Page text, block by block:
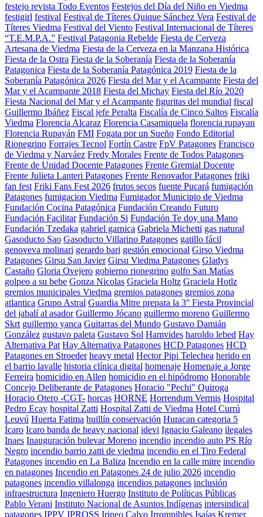
festejo revista Todo Eventos Festejos del Día del Niño en Viedma
festigirl festival Festival de Títeres Quique Sánchez Vera Festival de
Títeres Viedma Festival del Viento Festival Internacional de Títeres
“T.E.M.P.A.” Festival Patagonia Rebelde Fiesta de Cerveza
Artesana de Viedma Fiesta de la Cerveza en la Manzana Histórica
Fiesta de la Ostra Fiesta de la Soberanía Fiesta de la Soberanía
Patagonica Fiesta de la Soberanía Patagónica 2019 Fiesta de la
Soberanía Patagónica 2026 Fiesta del Mar y el Acampante Fiesta del
Mar y el Acampante 2018 Fiesta del Michay Fiesta del Río 2020
Fiesta Nacional del Mar y el Acampante figuritas del mundial fiscal
Guillermo Ibáñez Fiscal jefe Peralta Fiscalía de Cinco Saltos Fiscalía
Viedma Florencia Alcaraz Florencia Casamiquela florencia rupayan
Florencia Rupayán FMI Fogata por un Sueño Fondo Editorial
Rionegrino Forrajes Tecnol Fortín Castre FpV Patagones Francisco
de Viedma y Narváez Fredy Morales Frente de Todos Patagones
Frente de Unidad Docente Patagones Frente Gremial Docente
Frente Julieta Lanteri Patagones Frente Renovador Patagones friki
fan fest Friki Fans Fest 2026 frutos secos fuente Pucará fumigación
Patagones fumigacion Viedma Fumigador Municipio de Viedma
Fundación Cocina Patagónica Fundación Creando Futuro
Fundación Facilitar Fundación Si Fundación Te doy una Mano
Fundación Tzedaka gabriel garnica Gabriela Michetti gas natural
Gasoducto Sao Gasoducto Villarino Patagones gatillo fácil
genoveva molinari gerardo bari gestión emocional Girso Viedma
Patagones Girsu San Javier Girsu Viedma Patagones Gladys
Castaño Gloria Ovejero gobierno rionegrino golfo San Matías
golpeo a su bebe Gonza Nicolas Graciela Holtz Graciela Hotlz
gremios municipales Viedma gremios patagones gremios zona
atlantica Grupo Astral Guardia Mitre prepara la 3° Fiesta Provincial
del jabalí al asador Guillermo Jócano guillermo moreno Guillermo
Skrt guillermo yanca Guitarras del Mundo Gustavo Damián
González gustavo paleta Gustavo Sol Hamvides haroldo lebed Hay
Alternativa Pat Hay Alternativa Patagones HCD Patagones HCD
Patagones en Stroeder heavy metal Hector Pipi Telechea herido en
el barrio lavalle historia clínica digital homenaje Homenaje a Jorge
Ferreira homicidio en Allen homicidio en el hipódromo Honorable
Concejo Deliberante de Patagones Horacio "Pechi" Quiroga
Horacio Otero -CGT- horcas HORNE Horrendum Vermis Hospital
Pedro Ecay hospital Zatti Hospital Zatti de Viedma Hotel Currú
Leuvú Huerta Fatima huillín conservación Huracan categoria 5
Ícaro Icaro banda de heavy nacional idevi Ignacio Galeano ilegales
Inaes Inauguración bulevar Moreno incendio incendio auto PS Río
Negro incendio barrio zatti de viedma incendio en el Tiro Federal
Patagones incendio en La Baliza Incendio en la calle mitre incendio
en patagones Incendio en Patagones 24 de julio 2026 incendio
patagones incendio villalonga incendios patagones inclusión
infraestructura Ingeniero Huergo Instituto de Políticas Públicas
Pablo Verani Instituto Nacional de Asuntos Indígenas intersindical
patagones IPPV IPROSS Irineo Calvo Irrompibles Isaías Kremer